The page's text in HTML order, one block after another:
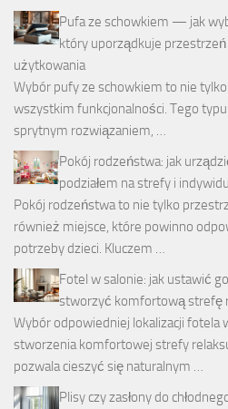
Pufa ze schowkiem — jak
który uporządkuje
użytkowania
Wybór pufy ze schowkiem to nie
wszystkim funkcjonalności. Tego
sprytnym rozwiązaniem, …
Pokój rodzeństwa: jak
podziałem na strefy i
Pokój rodzeństwa to nie tylko
również miejsce, które powinno
potrzeby dzieci. Kluczem …
Fotel w salonie: jak ustawić
stworzyć komfortową strefę
Wybór odpowiedniej lokalizacji fotela
stworzenia komfortowej strefy
pozwala cieszyć się naturalnym …
Plisy czy zasłony do